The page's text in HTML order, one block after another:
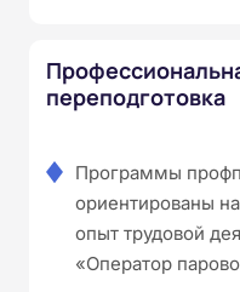
переподготовка
Программы
ориентированы
опыт трудовой
«Оператор